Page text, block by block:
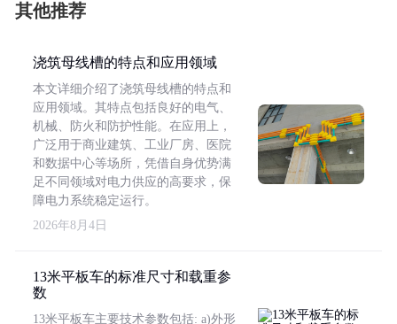
其他推荐
浇筑母线槽的特点和应用领域
本文详细介绍了浇筑母线槽的特点和
应用领域。其特点包括良好的电气、
机械、防火和防护性能。在应用上，
广泛用于商业建筑、工业厂房、医院
和数据中心等场所，凭借自身优势满
足不同领域对电力供应的高要求，保
障电力系统稳定运行。
2026年8月4日
13米平板车的标准尺寸和载重参
数
13米平板车主要技术参数包括: a)外形